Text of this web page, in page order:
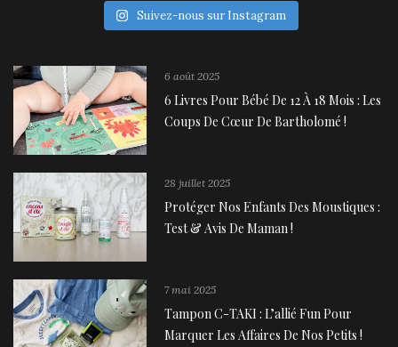
Suivez-nous sur Instagram
6 août 2025
6 Livres Pour Bébé De 12 À 18 Mois : Les
Coups De Cœur De Bartholomé !
28 juillet 2025
Protéger Nos Enfants Des Moustiques :
Test & Avis De Maman !
7 mai 2025
Tampon C-TAKI : L’allié Fun Pour
Marquer Les Affaires De Nos Petits !